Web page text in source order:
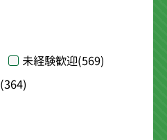
未経験歓迎(569)
(364)